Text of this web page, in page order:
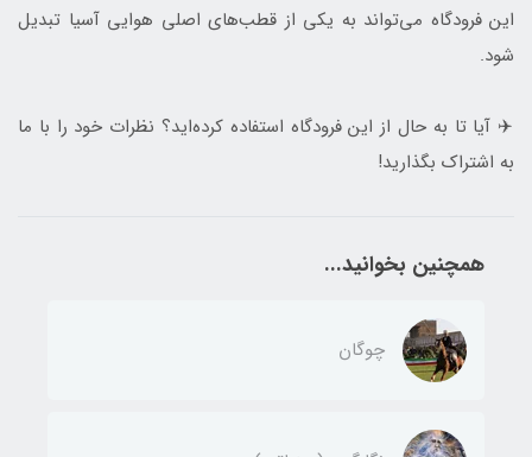
این فرودگاه می‌تواند به یکی از قطب‌های اصلی هوایی آسیا تبدیل
شود.
✈️ آیا تا به حال از این فرودگاه استفاده کرده‌اید؟ نظرات خود را با ما
به اشتراک بگذارید!
همچنین بخوانید...
چوگان